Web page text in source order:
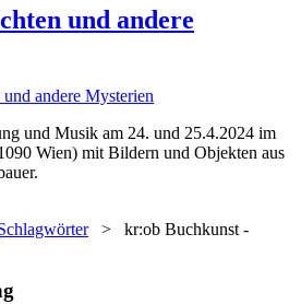
und andere
und Musik am 24. und 25.4.2024 im
Wien) mit Bildern und Objekten aus
> kr:ob Buchkunst -